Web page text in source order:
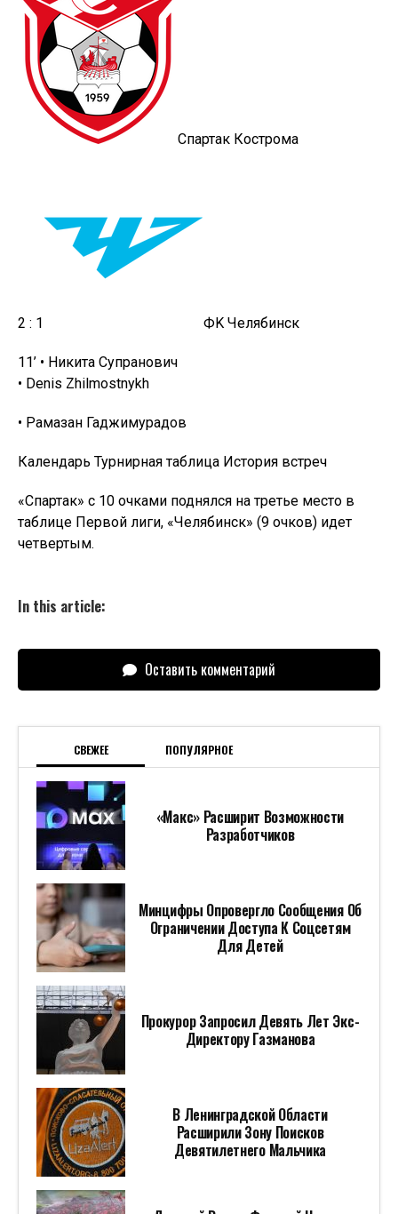
Спартак Кострома
2 : 1 ФK Челябинск
11‎’‎ • Никита Супранович
• Denis Zhilmostnykh
• Рамазан Гаджимурадов
Календарь Турнирная таблица История встреч
«Спартак» с 10 очками поднялся на третье место в
таблице Первой лиги, «Челябинск» (9 очков) идет
четвертым.
In this article:
Оставить комментарий
СВЕЖЕЕ ПОПУЛЯРНОЕ
«Макс» Расширит Возможности
Разработчиков
Минцифры Опровергло Сообщения Об
Ограничении Доступа К Соцсетям
Для Детей
Прокурор Запросил Девять Лет Экс-
Директору Газманова
В Ленинградской Области
Расширили Зону Поисков
Девятилетнего Мальчика